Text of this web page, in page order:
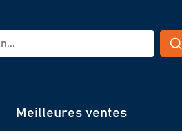
Meilleures ventes